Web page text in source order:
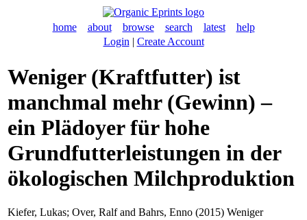
home about browse search latest
help
Login | Create Account
Weniger (Kraftfutter) ist
manchmal mehr (Gewinn) –
ein Plädoyer für hohe
Grundfutterleistungen in der
ökologischen Milchproduktion
Kiefer, Lukas; Over, Ralfand Bahrs, Enno (2015) Weniger